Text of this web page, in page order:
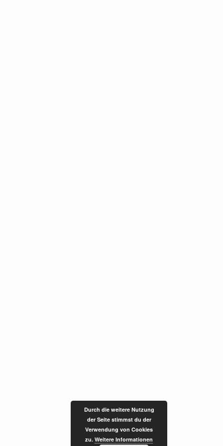
Durch die weitere Nutzung
der Seite stimmst du der
Verwendung von Cookies
zu. Weitere Informationen